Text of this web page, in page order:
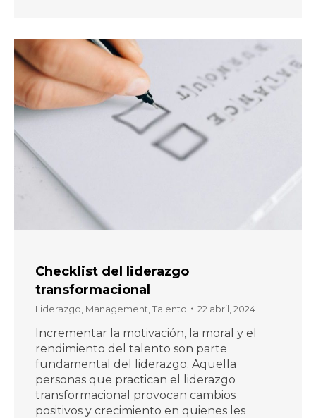
Checklist del liderazgo
transformacional
Liderazgo Management Talento 22 abril, 2024
Incrementar la motivación, la moral y el
rendimiento del talento son parte
fundamental del liderazgo. Aquella
personas que practican el liderazgo
transformacional provocan cambios
positivos y crecimiento en quienes les